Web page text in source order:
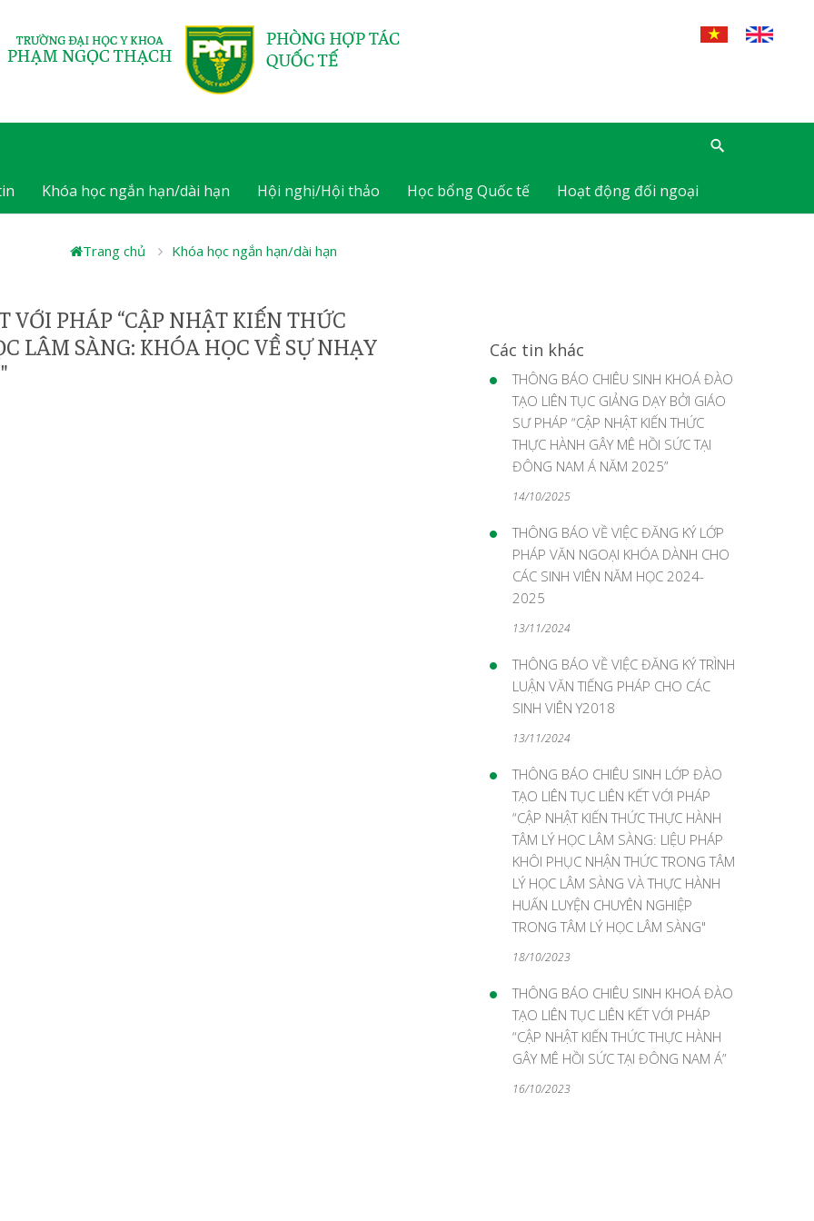
Khóa học ngắn hạn/dài hạn Hội nghị/Hội thảo Học bổng Quốc tế Hoạt động đối ngoại
Trang chủ Khóa học ngắn hạn/dài hạn
VỚI PHÁP “CẬP NHẬT KIẾN THỨC
LÂM SÀNG: KHÓA HỌC VỀ SỰ NHẠY
Các tin khác
THÔNG BÁO CHIÊU SINH KHOÁ ĐÀO
TẠO LIÊN TỤC GIẢNG DẠY BỞI GIÁO
SƯ PHÁP “CẬP NHẬT KIẾN THỨC
THỰC HÀNH GÂY MÊ HỒI SỨC TẠI
ĐÔNG NAM Á NĂM 2025”
14/10/2025
THÔNG BÁO VỀ VIỆC ĐĂNG KÝ LỚP
PHÁP VĂN NGOẠI KHÓA DÀNH CHO
CÁC SINH VIÊN NĂM HỌC 2024-
2025
13/11/2024
THÔNG BÁO VỀ VIỆC ĐĂNG KÝ TRÌNH
LUẬN VĂN TIẾNG PHÁP CHO CÁC
SINH VIÊN Y2018
13/11/2024
THÔNG BÁO CHIÊU SINH LỚP ĐÀO
TẠO LIÊN TỤC LIÊN KẾT VỚI PHÁP
“CẬP NHẬT KIẾN THỨC THỰC HÀNH
TÂM LÝ HỌC LÂM SÀNG: LIỆU PHÁP
KHÔI PHỤC NHẬN THỨC TRONG TÂM
LÝ HỌC LÂM SÀNG VÀ THỰC HÀNH
HUẤN LUYỆN CHUYÊN NGHIỆP
TRONG TÂM LÝ HỌC LÂM SÀNG"
18/10/2023
THÔNG BÁO CHIÊU SINH KHOÁ ĐÀO
TẠO LIÊN TỤC LIÊN KẾT VỚI PHÁP
“CẬP NHẬT KIẾN THỨC THỰC HÀNH
GÂY MÊ HỒI SỨC TẠI ĐÔNG NAM Á”
16/10/2023